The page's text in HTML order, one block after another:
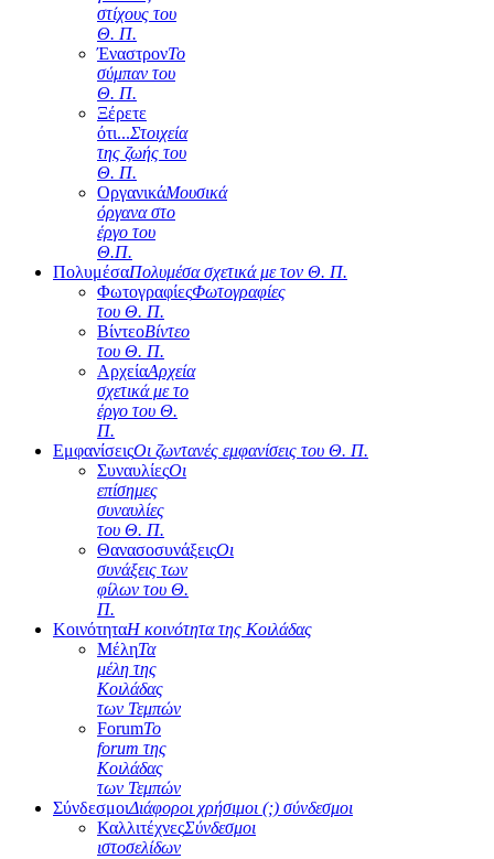
στίχους του
Θ. Π.
ΈναστρονΤο
σύμπαν του
Θ. Π.
Ξέρετε
ότι...Στοιχεία
της ζωής του
Θ. Π.
ΟργανικάΜουσικά
όργανα στο
έργο του
Θ.Π.
ΠολυμέσαΠολυμέσα σχετικά με τον Θ. Π.
ΦωτογραφίεςΦωτογραφίες
του Θ. Π.
ΒίντεοΒίντεο
του Θ. Π.
ΑρχείαΑρχεία
σχετικά με το
έργο του Θ.
Π.
ΕμφανίσειςΟι ζωντανές εμφανίσεις του Θ. Π.
ΣυναυλίεςΟι
επίσημες
συναυλίες
του Θ. Π.
ΘανασοσυνάξειςΟι
συνάξεις των
φίλων του Θ.
Π.
ΚοινότηταΗ κοινότητα της Κοιλάδας
ΜέληΤα
μέλη της
Κοιλάδας
των Τεμπών
ForumΤο
forum της
Κοιλάδας
των Τεμπών
ΣύνδεσμοιΔιάφοροι χρήσιμοι (;) σύνδεσμοι
ΚαλλιτέχνεςΣύνδεσμοι
ιστοσελίδων